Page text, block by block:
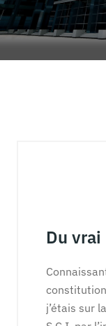
Du
j’étais sur